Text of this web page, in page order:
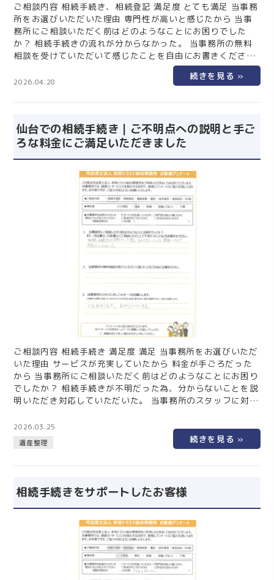
ご相談内容 相続手続き、相続登記 満足度 とても満足 当事務
所をお選びいただいた理由 専門性が高いと感じたから 当事
務所にご相談いただく前はどのようなことにお困りでした
か？ 相続手続きの流れが分からなかった。 当事務所の無料
相談を受けていただいて感じたことを自由にお書きくださ
い。 安心してお任せできました。 不安なこと、質問はなん
でも受け答えして下さいました。 当事務所のスタッフに対し
任せください！ …
2026.04.28
仙台での相続手続き｜ご不明点への説明と手ご
ろな料金にご満足いただきました
ご相談内容 相続手続き 満足度 満足 当事務所をお選びいただ
いた理由 サービスが充実していたから 料金が手ごろだった
から 当事務所にご相談いただく前はどのようなことにお困り
でしたか？ 相続手続きが不明だった為、分からないことを説
明いただき対応していただいた。 当事務所のスタッフに対し
とうございます。 仙台の相続手続きは仙台相続なんでも相談
室にお任せください！ 遺産分割や相続登記など、複雑な相続
手続きを仙台相続なんでも相談室が迅速・丁寧にサポート。
2026.03.25
遺産整理
相続手続きをサポートしたお客様